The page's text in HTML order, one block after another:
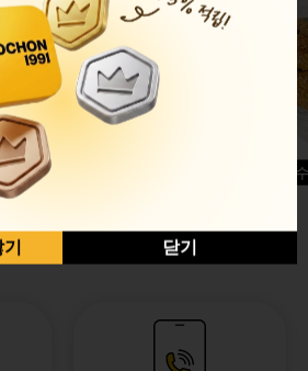
반순살[레드+허니]
허니옥
닫기